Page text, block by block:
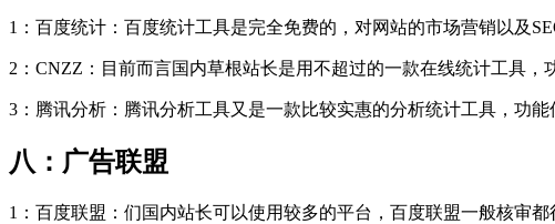
1：百度统计：百度统计工具是完全免费的，对网站的市场营销以及
2：CNZZ：目前而言国内草根站长是用不超过的一款在线统计工具，
3：腾讯分析：腾讯分析工具又是一款比较实惠的分析统计工具，功能
八：广告联盟
1：百度联盟：们国内站长可以使用较多的平台，百度联盟一般核审